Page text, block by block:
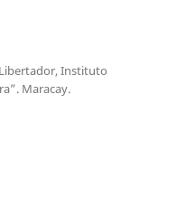
Instituto
Maracay.